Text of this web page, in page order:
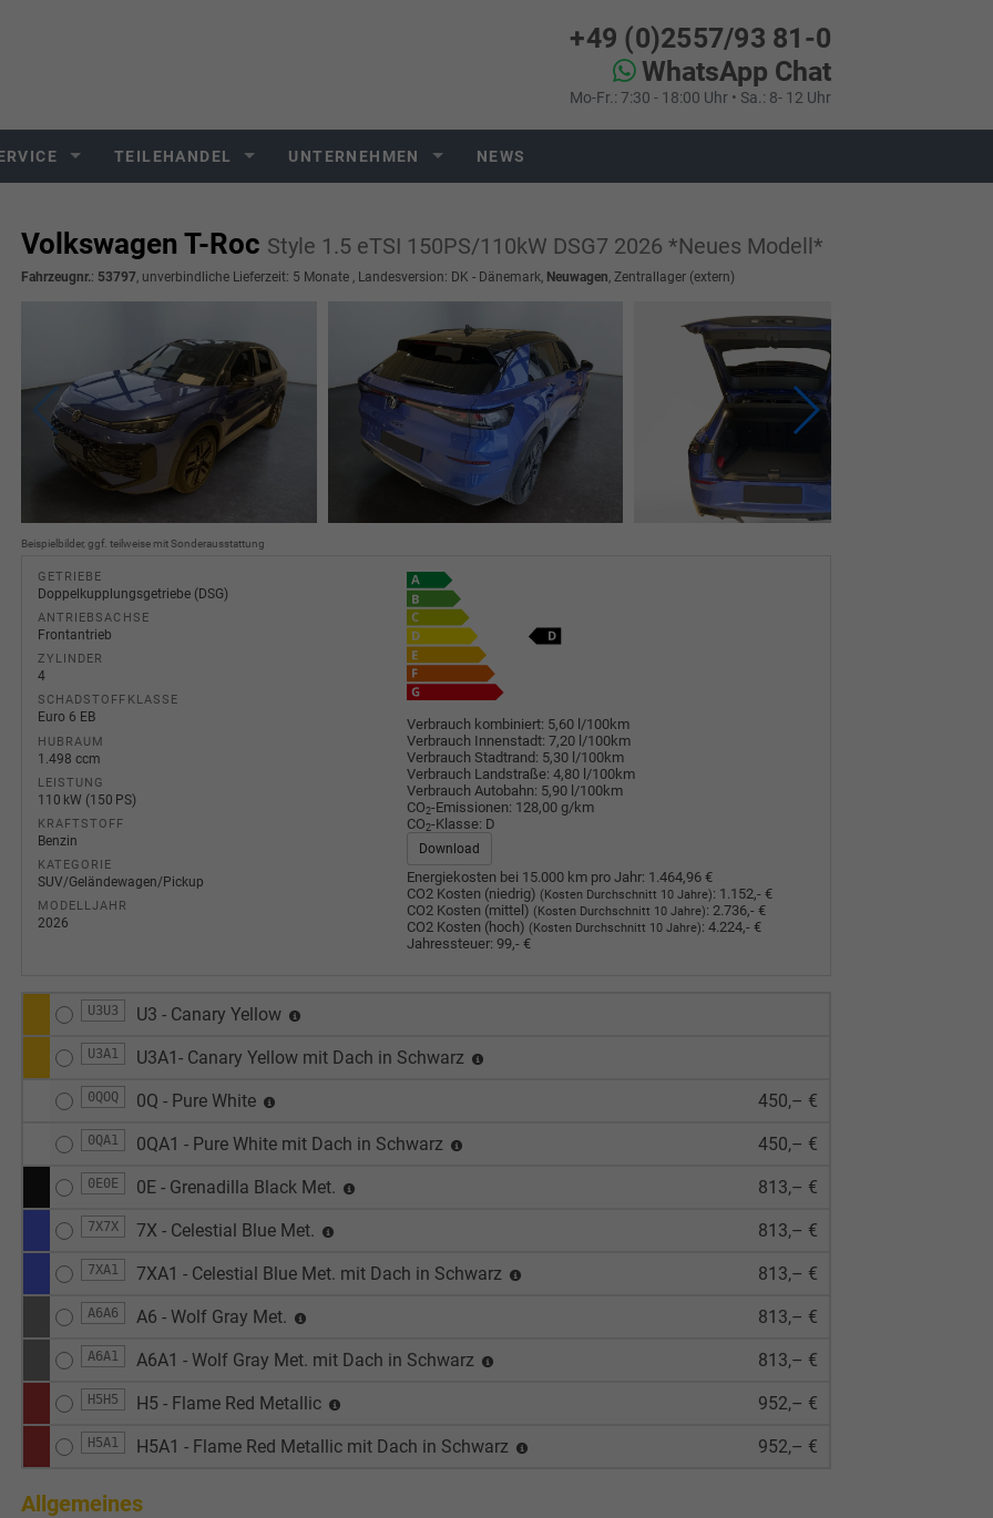
+49 (0)2557/93 81-0
WhatsApp Chat
Mo-Fr.: 7:30 - 18:00 Uhr • Sa.: 8- 12 Uhr
TEILEHANDEL UNTERNEHMEN NEWS
Volkswagen T-Roc Style 1.5 eTSI 150PS/110kW DSG7 2026 *Neues Modell*
Fahrzeugnr.: 53797, unverbindliche Lieferzeit: 5 Monate, Landesversion: DK - Dänemark, Neuwagen, Zentrallager (extern)
Beispielbilder, ggf. teilweise mit Sonderausstattung
GETRIEBE
Doppelkupplungsgetriebe (DSG)
ANTRIEBSACHSE
Frontantrieb
ZYLINDER
4
SCHADSTOFFKLASSE
Euro 6 EB
HUBRAUM
1.498 ccm
LEISTUNG
110 kW (150 PS)
KRAFTSTOFF
Benzin
KATEGORIE
SUV/Geländewagen/Pickup
MODELLJAHR
2026
Verbrauch kombiniert: 5,60 l/100km
Verbrauch Innenstadt: 7,20 l/100km
Verbrauch Stadtrand: 5,30 l/100km
Verbrauch Landstraße: 4,80 l/100km
Verbrauch Autobahn: 5,90 l/100km
CO2-Emissionen: 128,00 g/km
CO2-Klasse: D
Download
Energiekosten bei 15.000 km pro Jahr: 1.464,96 €
CO2 Kosten (niedrig) (Kosten Durchschnitt 10 Jahre): 1.152,- €
CO2 Kosten (mittel) (Kosten Durchschnitt 10 Jahre): 2.736,- €
CO2 Kosten (hoch) (Kosten Durchschnitt 10 Jahre): 4.224,- €
Jahressteuer: 99,- €
U3U3 U3 - Canary Yellow
U3A1 U3A1- Canary Yellow mit Dach in Schwarz
0QOQ 0Q - Pure White 450,– €
0QA1 0QA1 - Pure White mit Dach in Schwarz 450,– €
0E0E 0E - Grenadilla Black Met. 813,– €
7X7X 7X - Celestial Blue Met. 813,– €
7XA1 7XA1 - Celestial Blue Met. mit Dach in Schwarz 813,– €
A6A6 A6 - Wolf Gray Met. 813,– €
A6A1 A6A1 - Wolf Gray Met. mit Dach in Schwarz 813,– €
H5H5 H5 - Flame Red Metallic 952,– €
H5A1 H5A1 - Flame Red Metallic mit Dach in Schwarz 952,– €
Allgemeines